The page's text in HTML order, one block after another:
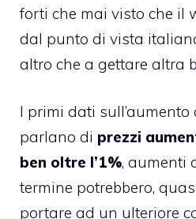
forti che mai visto che il
dal punto di vista
altro che a gettare altra
I primi dati sull’aumento
parlano di prezzi
ben oltre l’1%, aumenti
termine potrebbero,
portare ad un ulteriore